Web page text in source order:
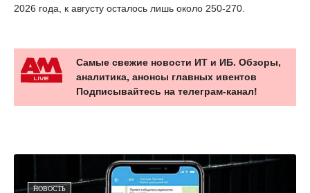
2026 года, к августу осталось лишь около 250-270.
Самые свежие новости ИТ и ИБ. Обзоры,
аналитика, анонсы главных ивентов
Подписывайтесь на телеграм-канал!
НОВОСТЬ